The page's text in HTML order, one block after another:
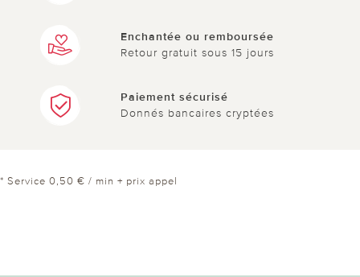
Enchantée ou remboursée
Retour gratuit sous 15 jours
Paiement sécurisé
Donnés bancaires cryptées
* Service 0,50 € / min + prix appel